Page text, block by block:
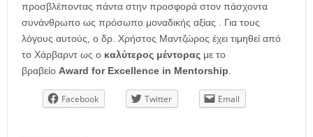
προσβλέποντας πάντα στην προσφορά στον πάσχοντα
συνάνθρωπο ως πρόσωπο μοναδικής αξίας . Για τους
λόγους αυτούς, ο δρ. Χρήστος Μαντζώρος έχει τιμηθεί από
το Χάρβαρντ ως ο καλύτερος μέντορας με το
βραβείο Award for Excellence in Mentorship.
Facebook Twitter Email